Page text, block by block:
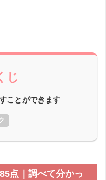
じ
ことができます
点｜調べて分かっ